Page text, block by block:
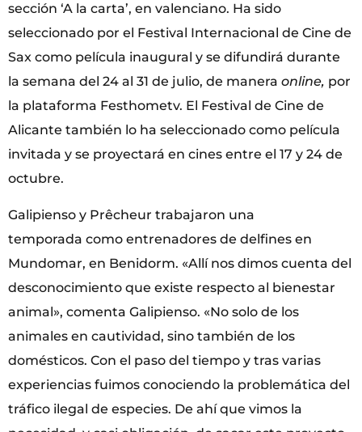
sección ‘A la carta’, en valenciano. Ha sido
seleccionado por el Festival Internacional de Cine de
Sax como película inaugural y se difundirá durante
la semana del 24 al 31 de julio, de manera online, por
la plataforma Festhometv. El Festival de Cine de
Alicante también lo ha seleccionado como película
invitada y se proyectará en cines entre el 17 y 24 de
octubre.
Galipienso y Prêcheur trabajaron una
temporada como entrenadores de delfines en
Mundomar, en Benidorm. «Allí nos dimos cuenta del
desconocimiento que existe respecto al bienestar
animal», comenta Galipienso. «No solo de los
animales en cautividad, sino también de los
domésticos. Con el paso del tiempo y tras varias
experiencias fuimos conociendo la problemática del
tráfico ilegal de especies. De ahí que vimos la